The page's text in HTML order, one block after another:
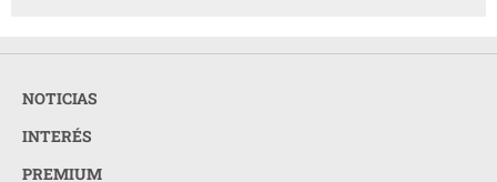
NOTICIAS
INTERÉS
PREMIUM